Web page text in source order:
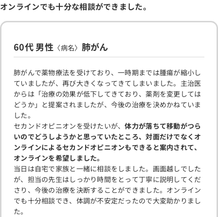
オンラインでも十分な相談ができました。
60代 男性 〈病名〉 肺がん
肺がんで薬物療法を受けており、一時期までは腫瘍が縮小し
ていましたが、再び大きくなってきてしまいました。主治医
からは「治療の効果が低下してきており、薬剤を変更しては
どうか」と提案されましたが、今後の治療を決めかねていま
した。
セカンドオピニオンを受けたいが、体力が落ちて移動がつら
いのでどうしようかと思っていたところ、対面だけでなくオ
ンラインによるセカンドオピニオンもできると案内されて、
オンラインを希望しました。
当日は自宅で家族と一緒に相談をしました。画面越しでした
が、担当の先生はしっかり時間をとって丁寧に説明してくだ
さり、今後の治療を決断することができました。オンライン
でも十分相談でき、体調が不安定だったので大変助かりまし
た。